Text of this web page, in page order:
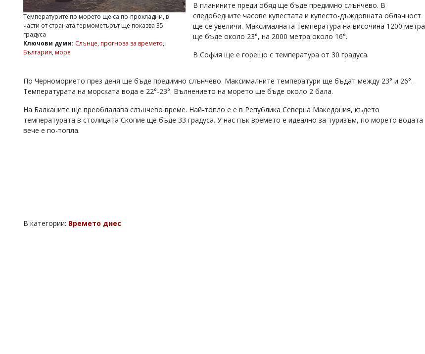
Касабова,
k.kassabova@flagman.bg
Главен
редактор:
office@flagman.bg
статиите
въвеждат
Температурите по морето ще са по-прохладни, в
части от страната термометърът ще показва 35
градуса
Ключови думи: Слънце, прогноза за времето,
България, море
В планините преди обяд ще бъде предимно слънчево. В
следобедните часове купестата и купесто-дъждовната облачност
ще се увеличи. Максималната температура на височина 1200 метра
ще бъде около 23°, на 2000 метра около 16°.
В София ще е горещо с температура от 30 градуса.
По Черноморието през деня ще бъде предимно слънчево. Максималните температури ще бъдат между 23° и 26°.
Температурата на морската вода е 22°-23°. Вълнението на морето ще бъде около 2 бала.
На Балканите ще преобладава слънчево време. Най-топло е е в Република Северна Македония, където
температурата в столицата Скопие ще бъде 33 градуса. У нас пък времето е идеално за туризъм, по морето водата
вече е по-топла.
В категории: Времето днес